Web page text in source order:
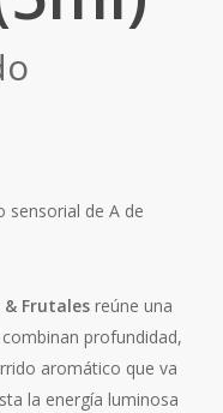
sensorial de A de
Frutalesreúne una
profundidad,
aromático que va
la energía luminosa